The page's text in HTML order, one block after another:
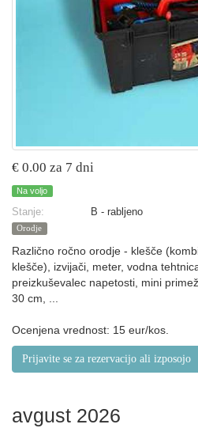
€ 0.00 za 7 dni
Na voljo
Stanje: B - rabljeno
Orodje
Različno ročno orodje - klešče
klešče), izvijači, meter, vodna
preizkuševalec napetosti, mini
30 cm, ...
Ocenjena vrednost: 15 eur/kos.
Prijavite se za rezervacijo ali izposojo
avgust 2026